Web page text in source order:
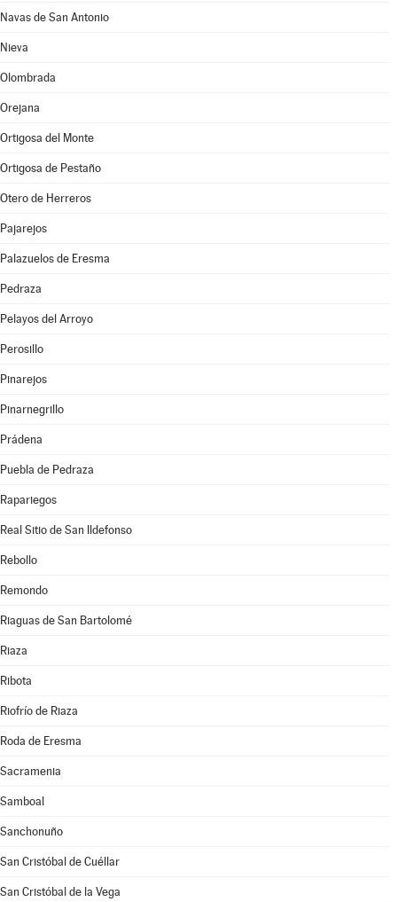
Navas de San Antonio
Nieva
Olombrada
Orejana
Ortigosa del Monte
Ortigosa de Pestaño
Otero de Herreros
Pajarejos
Palazuelos de Eresma
Pedraza
Pelayos del Arroyo
Perosillo
Pinarejos
Pinarnegrillo
Prádena
Puebla de Pedraza
Rapariegos
Real Sitio de San Ildefonso
Rebollo
Remondo
Riaguas de San Bartolomé
Riaza
Ribota
Riofrío de Riaza
Roda de Eresma
Sacramenia
Samboal
Sanchonuño
San Cristóbal de Cuéllar
San Cristóbal de la Vega